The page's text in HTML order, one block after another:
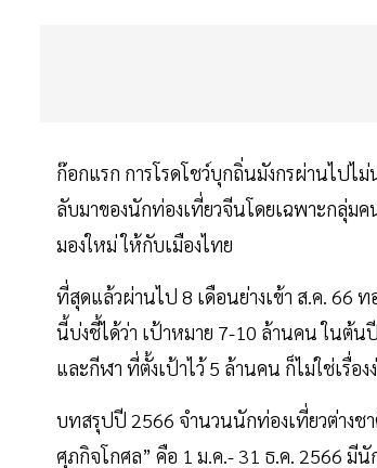
ก๊อกแรก การโรดโชว์บุกถิ่นมังกรผ่านไป
ลับมาของนักท่องเที่ยวจีนโดยเฉพาะกลุ่ม
มองใหม่ ให้กับเมืองไทย
ที่สุดแล้วผ่านไป 8 เดือนย่างเข้า ส.ค. 66
นี้บ่งชี้ได้ว่า เป้าหมาย 7-10 ล้านคน ในต้น
และกีฬา ที่ตั้งเป้าไว้ 5 ล้านคน ก็ไม่ใช่เรื่อง
บทสรุปปี 2566 จำนวนนักท่องเที่ยวต่างชา
ศุภกิจโกศล” คือ 1 ม.ค.- 31 ธ.ค. 2566 มีนั